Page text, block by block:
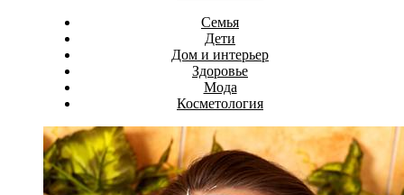
Семья
Дети
Дом и интерьер
Здоровье
Мода
Косметология